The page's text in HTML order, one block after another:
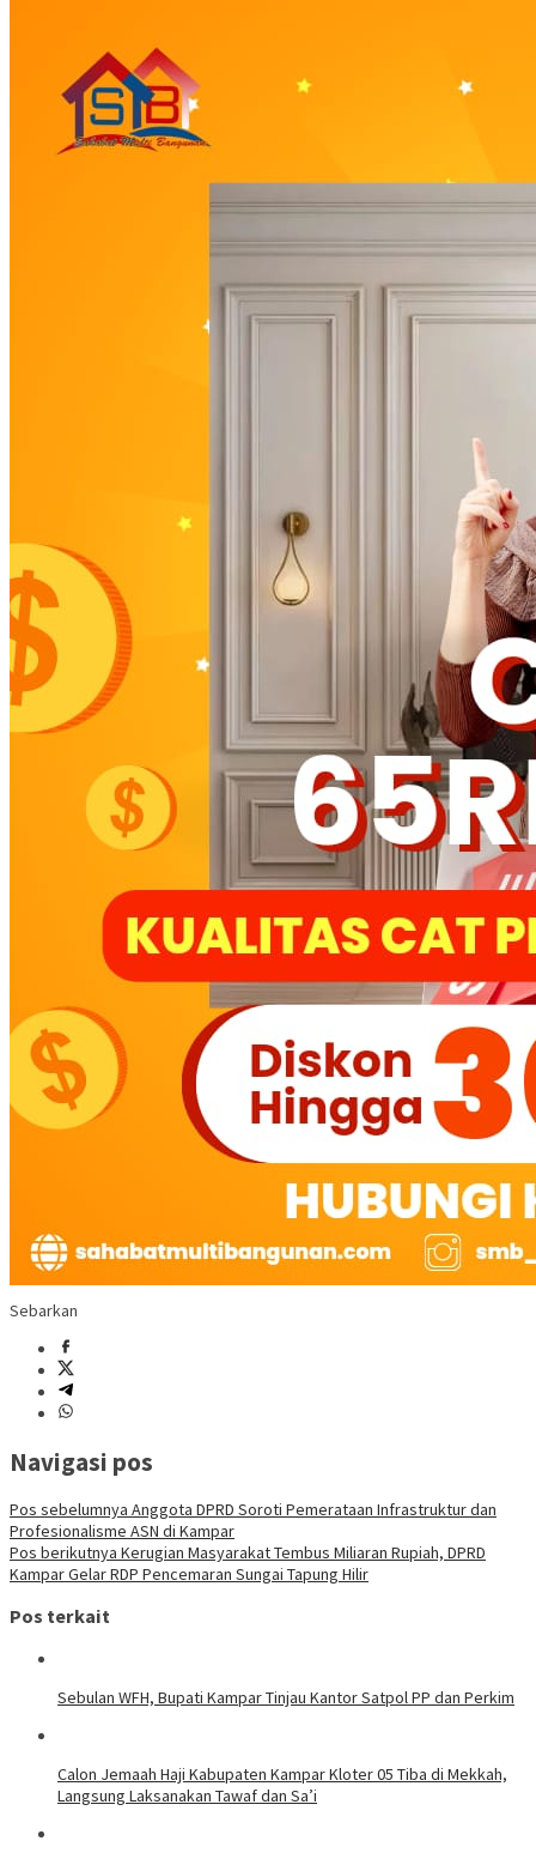
Sebarkan
Navigasi pos
Pos sebelumnya Anggota DPRD Soroti Pemerataan Infrastruktur dan
Profesionalisme ASN di Kampar
Pos berikutnya Kerugian Masyarakat Tembus Miliaran Rupiah, DPRD
Kampar Gelar RDP Pencemaran Sungai Tapung Hilir
Pos terkait
Sebulan WFH, Bupati Kampar Tinjau Kantor Satpol PP dan Perkim
Calon Jemaah Haji Kabupaten Kampar Kloter 05 Tiba di Mekkah,
Langsung Laksanakan Tawaf dan Sa’i